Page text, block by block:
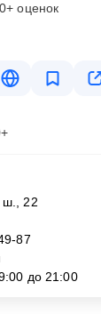
оценок
ш., 22
87
до 21:00